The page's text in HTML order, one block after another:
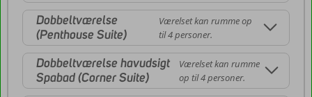
Dobbeltværelse
(Penthouse Suite)
Værelset kan rumme op
til 4 personer.
Dobbeltværelse havudsigt
Spabad (Corner Suite)
Værelset kan rumme
op til 4 personer.